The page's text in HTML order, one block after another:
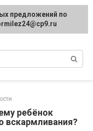
ребёнок
вскармливания?
предложений по